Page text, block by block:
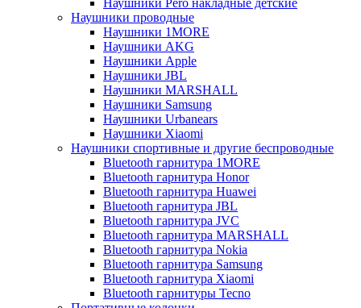
Наушники Pero накладные детские
Наушники проводные
Наушники 1MORE
Наушники AKG
Наушники Apple
Наушники JBL
Наушники MARSHALL
Наушники Samsung
Наушники Urbanears
Наушники Xiaomi
Наушники спортивные и другие беспроводные
Bluetooth гарнитура 1MORE
Bluetooth гарнитура Honor
Bluetooth гарнитура Huawei
Bluetooth гарнитура JBL
Bluetooth гарнитура JVC
Bluetooth гарнитура MARSHALL
Bluetooth гарнитура Nokia
Bluetooth гарнитура Samsung
Bluetooth гарнитура Xiaomi
Bluetooth гарнитуры Tecno